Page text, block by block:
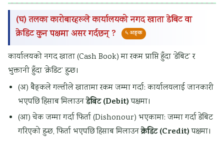
(घ) तलका कारोबारहरूले कार्यालयको नगद खाता डेबिट वा
क्रेडिट कुन पक्षमा असर गर्दछन् ?
५ अङ्क
कार्यालयको नगद खाता (Cash Book) मा रकम प्राप्ति हुँदा ‘डेबिट’ र
भुक्तानी हुँदा ‘क्रेडिट’ हुन्छ।
(अ) बैङ्कले गल्तीले खातामा रकम जम्मा गर्दा: कार्यालयलाई जानकारी
भएपछि हिसाब मिलाउनडेबिट (Debit)पक्षमा।
(आ) चेक जम्मा गर्दा फिर्ता (Dishonour) भएकामा: जम्मा गर्दा डेबिट
गरिएको हुन्छ, फिर्ता भएपछि हिसाब मिलाउनक्रेडिट (Credit)पक्षमा।
e